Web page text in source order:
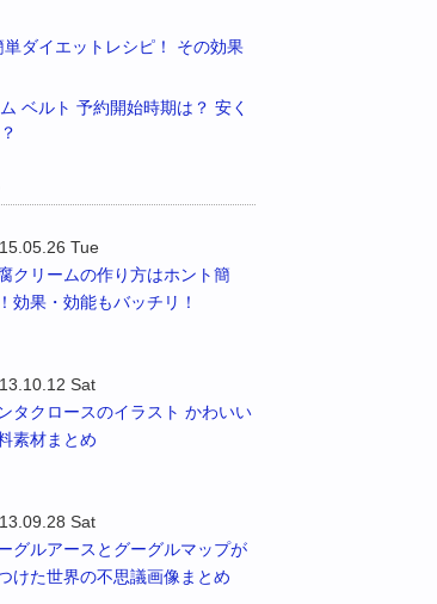
ダイエットレシピ！ その効果
ベルト 予約開始時期は？ 安く
Tue
クリームの作り方はホント簡
効果・効能もバッチリ！
Sat
タクロースのイラスト かわいい
素材まとめ
Sat
グルアースとグーグルマップが
けた世界の不思議画像まとめ